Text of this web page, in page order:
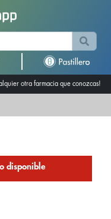
otra farmacia que conozcas!
disponible